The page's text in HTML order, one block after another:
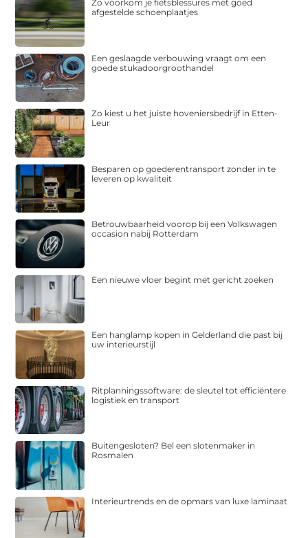
Zo voorkom je fietsblessures met goed
afgestelde schoenplaatjes
Een geslaagde verbouwing vraagt om een
goede stukadoorgroothandel
Zo kiest u het juiste hoveniersbedrijf in Etten-
Leur
Besparen op goederentransport zonder in te
leveren op kwaliteit
Betrouwbaarheid voorop bij een Volkswagen
occasion nabij Rotterdam
Een nieuwe vloer begint met gericht zoeken
Een hanglamp kopen in Gelderland die past bij
uw interieurstijl
Ritplanningssoftware: de sleutel tot efficiëntere
logistiek en transport
Buitengesloten? Bel een slotenmaker in
Rosmalen
Interieurtrends en de opmars van luxe laminaat